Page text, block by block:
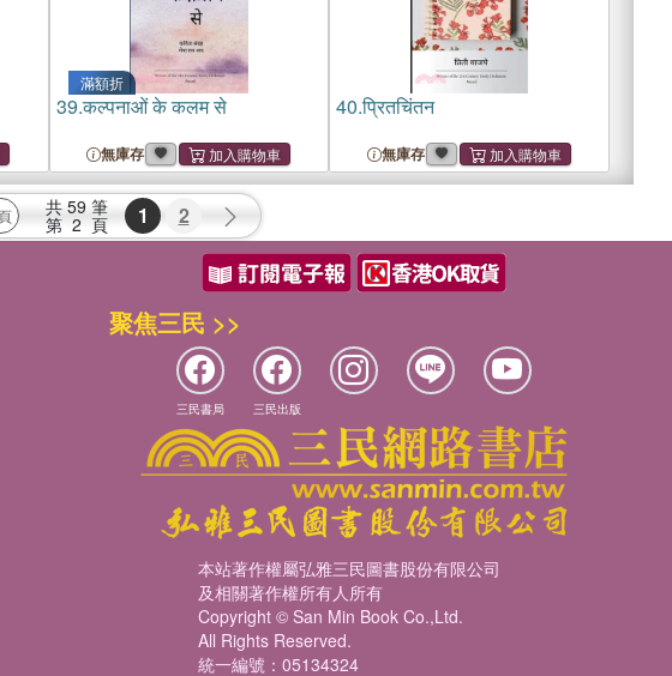
滿額折
39.कल्पनाओं के कलम से
無庫存
40.प्रितचिंतन
無庫存
共 59 筆
第 2 頁 1 2
聚焦三民 >>
三民書局 三民出版
本站著作權屬弘雅三民圖書股份有限公司
及相關著作權所有人所有
Copyright © San Min Book Co.,Ltd.
All Rights Reserved.
統一編號：05134324